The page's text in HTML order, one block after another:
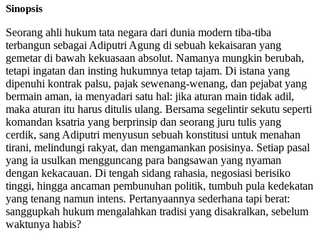
Sinopsis
Seorang ahli hukum tata negara dari dunia modern tiba-tiba
terbangun sebagai Adiputri Agung di sebuah kekaisaran yang
gemetar di bawah kekuasaan absolut. Namanya mungkin berubah,
tetapi ingatan dan insting hukumnya tetap tajam. Di istana yang
dipenuhi kontrak palsu, pajak sewenang-wenang, dan pejabat yang
bermain aman, ia menyadari satu hal: jika aturan main tidak adil,
maka aturan itu harus ditulis ulang. Bersama segelintir sekutu seperti
komandan ksatria yang berprinsip dan seorang juru tulis yang
cerdik, sang Adiputri menyusun sebuah konstitusi untuk menahan
tirani, melindungi rakyat, dan mengamankan posisinya. Setiap pasal
yang ia usulkan mengguncang para bangsawan yang nyaman
dengan kekacauan. Di tengah sidang rahasia, negosiasi berisiko
tinggi, hingga ancaman pembunuhan politik, tumbuh pula kedekatan
yang tenang namun intens. Pertanyaannya sederhana tapi berat:
sanggupkah hukum mengalahkan tradisi yang disakralkan, sebelum
waktunya habis?